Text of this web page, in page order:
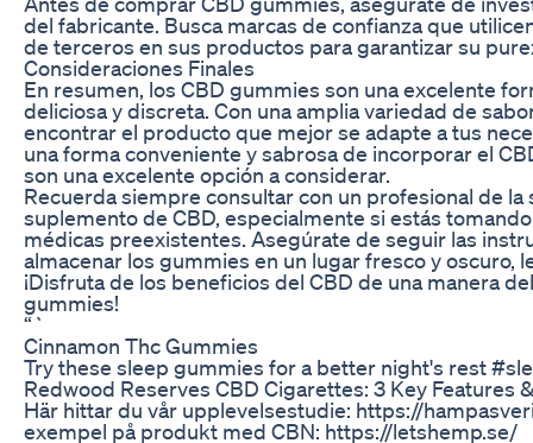
del fabricante. Busca marcas de confianza que
de terceros en sus productos para garantizar su
Consideraciones Finales
En resumen, los CBD gummies son una excelente
deliciosa y discreta. Con una amplia variedad de
encontrar el producto que mejor se adapte a tus
una forma conveniente y sabrosa de incorporar el
son una excelente opción a considerar.
Recuerda siempre consultar con un profesional de
suplemento de CBD, especialmente si estás
médicas preexistentes. Asegúrate de seguir las
almacenar los gummies en un lugar fresco y oscuro,
¡Disfruta de los beneficios del CBD de una manera
gummies!
“`
Cinnamon Thc Gummies
Try these sleep gummies for a better night's rest
​​Redwood Reserves CBD Cigarettes: 3 Key Features
Här hittar du vår upplevelsestudie: https://
exempel på produkt med CBN: https://letshemp.se/